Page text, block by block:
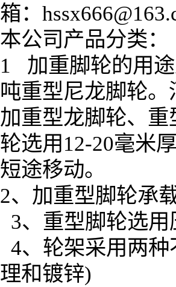
箱：
本公司产品分类：
1 加重脚轮的用
吨重型尼龙脚轮
加重型龙脚轮、
轮选用12-20毫米
短途移动。
2、加重型脚轮承
3、重型脚轮选
4、轮架采用两
理和镀锌)